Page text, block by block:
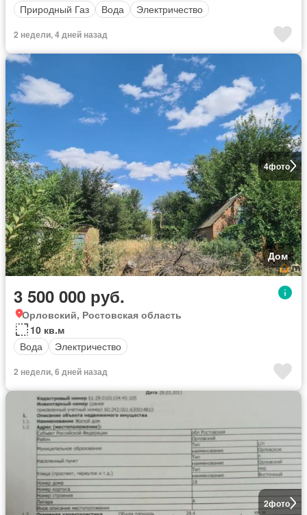
Природный Газ
Вода Электричество
2 недели, 4 дней назад
4фото
Дом
3 500 000 руб.
Орловский, Ростовская область
10 кв.м
Вода
Электричество
2 недели, 6 дней назад
2фото